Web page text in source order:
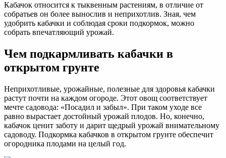
Кабачок относится к тыквенным растениям, в отличие от
собратьев он более вынослив и неприхотлив. Зная, чем
удобрить кабачки и соблюдая сроки подкормок, можно
собрать впечатляющий урожай.
Чем подкармливать кабачки в
открытом грунте
Неприхотливые, урожайные, полезные для здоровья кабачки
растут почти на каждом огороде. Этот овощ соответствует
мечте садовода: «Посадил и забыл». При таком уходе все
равно вырастает достойный урожай плодов. Но, конечно,
кабачок ценит заботу и дарит щедрый урожай внимательному
садоводу. Подкормка кабачков в открытом грунте обеспечит
огородника плодами на целый год.